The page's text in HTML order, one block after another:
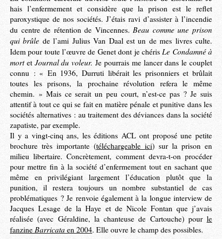
hais l’enfermement et considère que la prison est le reflet
paroxystique de nos sociétés. J’étais ravi d’assister à l’incendie
du centre de rétention de Vincennes.Beau comme une prison
qui brûlede l’ami Julius Van Daal est un de mes livres culte.
Idem pour toute l’œuvre de Genet dont je chérisLe Condamné à
mortet Journal du voleur. Je pourrais me lancer dans le couplet
connu : « En 1936, Durruti libérait les prisonniers et brûlait
toutes les prisons, la prochaine révolution refera le même
chemin. » Mais ce serait un peu court, n’est-ce pas ? Je suis
attentif à tout ce qui se fait en matière pénale et punitive dans les
sociétés alternatives : au traitement des déviances dans la société
zapatiste, par exemple.
Il y a vingt-cinq ans, les éditions ACL ont proposé une petite
brochure très importante (téléchargeable ici) sur la prison en
milieu libertaire. Concrètement, comment devra-t-on procéder
pour mettre fin à la société d’enfermement tout en sachant que
même en privilégiant largement l’éducation plutôt que la
punition, il restera toujours un nombre substantiel de cas
problématiques ? Je renvoie également à la longue interview de
Jacques Lesage de la Haye et de Nicole Fontan que j’avais
réalisée (avec Géraldine, la chanteuse de Cartouche) pour le
fanzine Barricata en 2004. Elle ouvre le champ des possibles.